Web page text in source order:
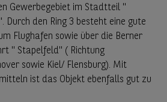
Gewerbegebiet im Stadtteil "
Durch den Ring 3 besteht eine gute
Flughafen sowie über die Berner
" Stapelfeld" ( Richtung
sowie Kiel/ Flensburg). Mit
ist das Objekt ebenfalls gut zu